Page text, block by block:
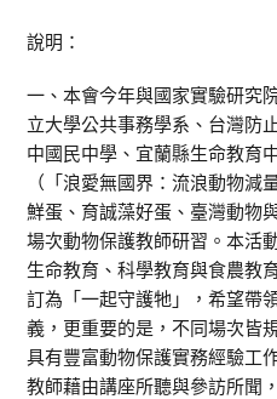
說明：
一、本會今年與國家實驗研究
立大學公共事務學系、台灣防
中國民中學、宜蘭縣生命教育
（「浪愛無國界：流浪動物
鮮蛋、育誠藻好蛋、臺灣動物
場次動物保護教師研習。本活
生命教育、科學教育與食農教
訂為「一起守護牠」，希望帶
義，更重要的是，不同場次皆
具有豐富動物保護實務經驗工
教師藉由講座所聽與參訪所聞